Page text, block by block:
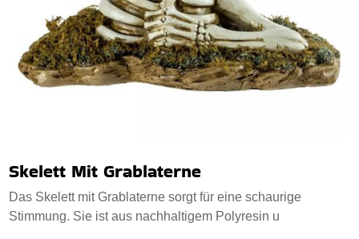
Skelett Mit Grablaterne
Das Skelett mit Grablaterne sorgt für eine schaurige
Stimmung. Sie ist aus nachhaltigem Polyresin u